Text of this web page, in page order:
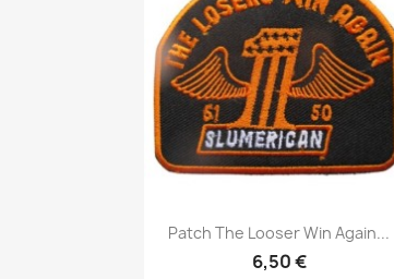
Aperçu rapide
Patch The Looser Win Again...
6,50 €